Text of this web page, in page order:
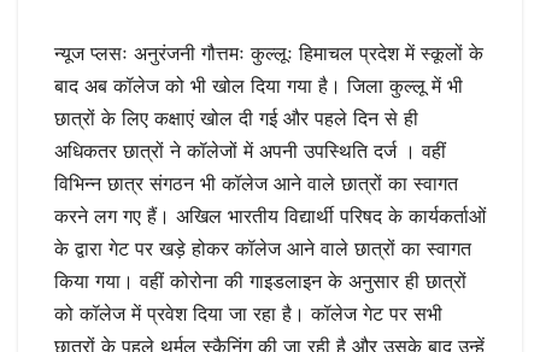
न्यूज प्लसः अनुरंजनी गौत्तमः कुल्लूः हिमाचल प्रदेश में स्कूलों के
बाद अब कॉलेज को भी खोल दिया गया है। जिला कुल्लू में भी
छात्रों के लिए कक्षाएं खोल दी गई और पहले दिन से ही
अधिकतर छात्रों ने कॉलेजों में अपनी उपस्थिति दर्ज । वहीं
विभिन्न छात्र संगठन भी कॉलेज आने वाले छात्रों का स्वागत
करने लग गए हैं। अखिल भारतीय विद्यार्थी परिषद के कार्यकर्ताओं
के द्वारा गेट पर खड़े होकर कॉलेज आने वाले छात्रों का स्वागत
किया गया। वहीं कोरोना की गाइडलाइन के अनुसार ही छात्रों
को कॉलेज में प्रवेश दिया जा रहा है। कॉलेज गेट पर सभी
छात्रों के पहले थर्मल स्कैनिंग की जा रही है और उसके बाद उन्हें